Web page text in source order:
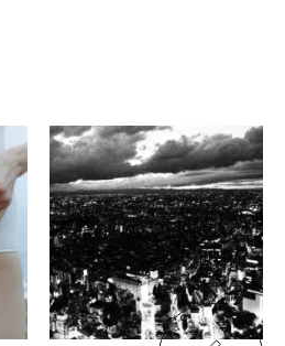
中藤毅彦
DOWN ON THE STREET
写真ギャラリー & 写真
集カフェ 芥